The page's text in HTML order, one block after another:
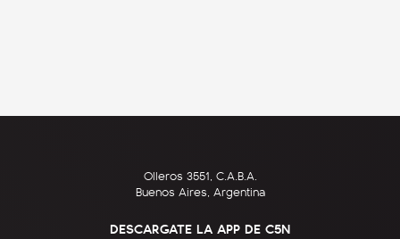
Olleros 3551, C.A.B.A.
Buenos Aires, Argentina
DESCARGATE LA APP DE C5N